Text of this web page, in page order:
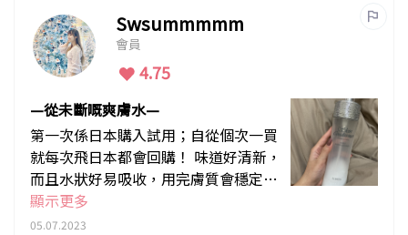
Swsummmmm
會員
4.75
—從未斷嘅爽膚水—
第一次係日本購入試用；自從個次一買
就每次飛日本都會回購！ 味道好清新，
而且水狀好易吸收，用完膚質會穩定
啲，減少生粉刺嘅機會。 如果皮膚忽然
敏感，可整濕化妝綿濕敷一陣，有助減
顯示更多
05.07.2023